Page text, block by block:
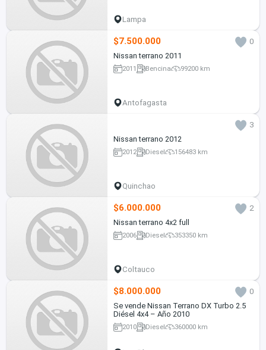
Lampa
$7.500.000
0
Nissan terrano 2011
2011 Bencina 99200 km
Antofagasta
3
Nissan terrano 2012
2012 Diesel 156483 km
Quinchao
$6.000.000
2
Nissan terrano 4x2 full
2006 Diesel 353350 km
Coltauco
$8.000.000
0
Se vende Nissan Terrano DX Turbo 2.5
Diésel 4x4 – Año 2010
2010 Diesel 360000 km